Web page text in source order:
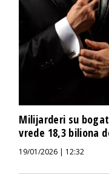
Milijarderi su
vrede 18,3 biliona
19/01/2026 | 12:32